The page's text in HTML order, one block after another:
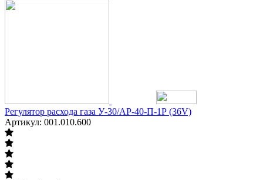
Регулятор расхода газа У-30/АР-40-П-1Р (36V)
Артикул: 001.010.600